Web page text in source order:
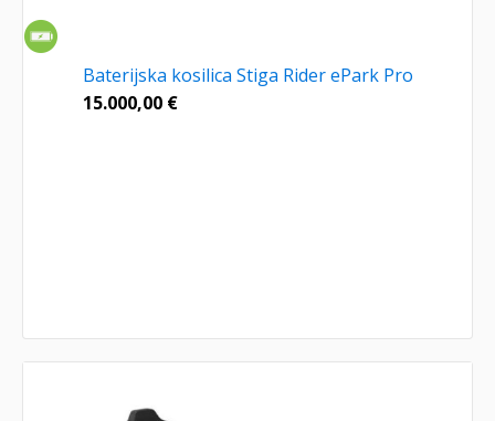
Baterijska kosilica Stiga Rider ePark Pro
15.000,00 €